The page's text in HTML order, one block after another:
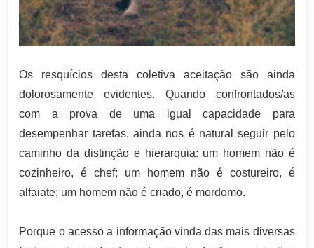
Os resquícios desta coletiva aceitação são ainda
dolorosamente evidentes. Quando confrontados/as
com a prova de uma igual capacidade para
desempenhar tarefas, ainda nos é natural seguir pelo
caminho da distinção e hierarquia: um homem não é
cozinheiro, é chef; um homem não é costureiro, é
alfaiate; um homem não é criado, é mordomo.
Porque o acesso a informação vinda das mais diversas